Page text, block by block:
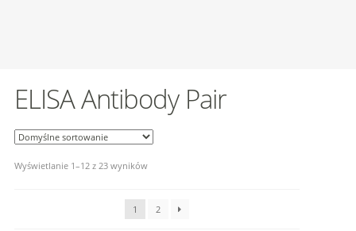
ELISA Antibody Pair
Wyświetlanie 1–12 z 23 wyników
1 2